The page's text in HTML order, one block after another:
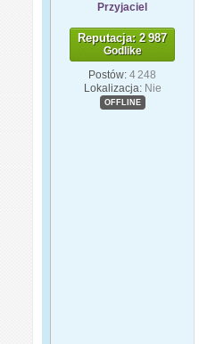
Przyjaciel
Reputacja: 2 987
Godlike
Postów: 4 248
Lokalizacja: Nie
OFFLINE